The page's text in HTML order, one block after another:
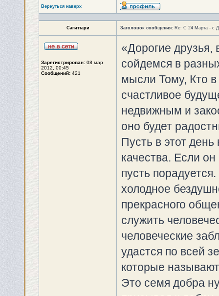
Вернуться наверх
Сагиттари Заголовок сообщения: Re: С 24 Марта - с
Зарегистрирован: 08 мар
2012, 00:45
Сообщений: 421
«Дорогие
сойдемся в
мысли Тому, Кто в
счастливое
недвижным и
оно будет
Пусть в этот
качества. Если
пусть
холодное
прекрасного
служить
человеческие
удастся по всей
которые
Это семя добра